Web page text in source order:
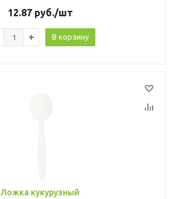
12.87руб./шт
В корзину
Ложка кукурузный